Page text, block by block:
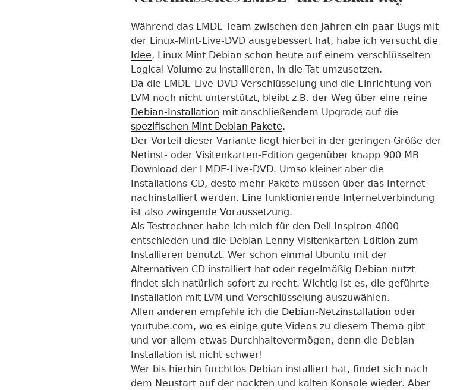
Während das LMDE-Team zwischen den Jahren ein paar Bugs mit
der Linux-Mint-Live-DVD ausgebessert hat, habe ich versucht die
Idee, Linux Mint Debian schon heute auf einem verschlüsselten
Logical Volume zu installieren, in die Tat umzusetzen.
Da die LMDE-Live-DVD Verschlüsselung und die Einrichtung von
LVM noch nicht unterstützt, bleibt z.B. der Weg über eine reine
Debian-Installation mit anschließendem Upgrade auf die
spezifischen Mint Debian Pakete.
Der Vorteil dieser Variante liegt hierbei in der geringen Größe der
Netinst- oder Visitenkarten-Edition gegenüber knapp 900 MB
Download der LMDE-Live-DVD. Umso kleiner aber die
Installations-CD, desto mehr Pakete müssen über das Internet
nachinstalliert werden. Eine funktionierende Internetverbindung
ist also zwingende Voraussetzung.
Als Testrechner habe ich mich für den Dell Inspiron 4000
entschieden und die Debian Lenny Visitenkarten-Edition zum
Installieren benutzt. Wer schon einmal Ubuntu mit der
Alternativen CD installiert hat oder regelmäßig Debian nutzt
findet sich natürlich sofort zu recht. Wichtig ist es, die geführte
Installation mit LVM und Verschlüsselung auszuwählen.
Allen anderen empfehle ich die Debian-Netzinstallation oder
youtube.com, wo es einige gute Videos zu diesem Thema gibt
und vor allem etwas Durchhaltevermögen, denn die Debian-
Installation ist nicht schwer!
Wer bis hierhin furchtlos Debian installiert hat, findet sich nach
dem Neustart auf der nackten und kalten Konsole wieder. Aber